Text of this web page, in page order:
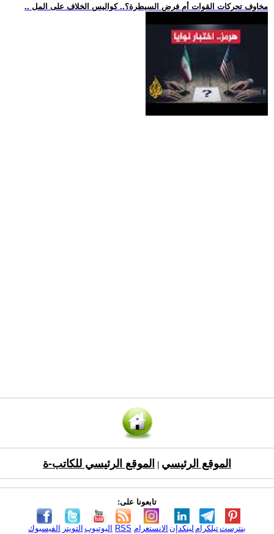
.. مخاوف تحركات القوات أم فرض السيطرة؟.. كواليس الخلاف على المل
الموقع الرئيسي الموقع الرئيسي للكاتب-ة
تابعونا على:
الفيسبوك التويتر اليوتيوب RSS الانستغرام لينكدإن تيلكرامبنترست